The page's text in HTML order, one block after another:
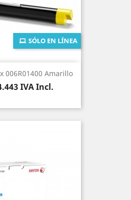
006R01400 Amarillo
IVA Incl.
SÓLO EN LÍNEA